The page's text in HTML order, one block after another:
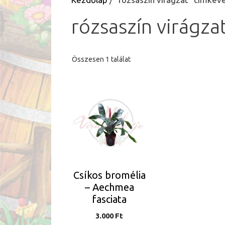
rózsaszín
Összesen 1 találat
Csíkos bromélia
– Aechmea
fasciata
3.000Ft